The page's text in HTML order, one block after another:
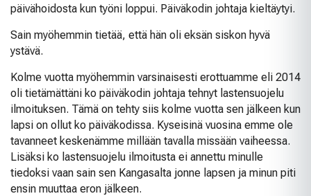
päivähoidosta kun työni loppui. Päiväkodin johtaja kieltäytyi.
Sain myöhemmin tietää, että hän oli eksän siskon hyvä
ystävä.
Kolme vuotta myöhemmin varsinaisesti erottuamme eli 2014
oli tietämättäni ko päiväkodin johtaja tehnyt lastensuojelu
ilmoituksen. Tämä on tehty siis kolme vuotta sen jälkeen kun
lapsi on ollut ko päiväkodissa. Kyseisinä vuosina emme ole
tavanneet keskenämme millään tavalla missään vaiheessa.
Lisäksi ko lastensuojelu ilmoitusta ei annettu minulle
tiedoksi vaan sain sen Kangasalta jonne lapsen ja minun piti
ensin muuttaa eron jälkeen.